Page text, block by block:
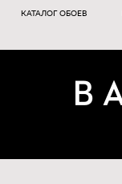
КАТАЛОГ ОБОЕВ